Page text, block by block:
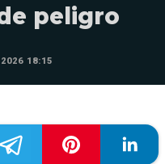
peligro
18:15